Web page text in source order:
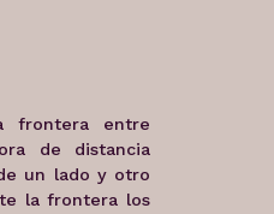
frontera entre
de distancia
un lado y otro
la frontera los